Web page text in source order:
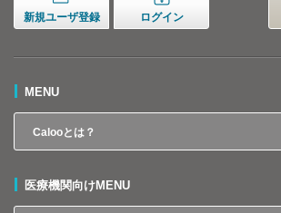
新規ユーザ登録 ログイン
MENU
Calooとは？
医療機関向けMENU